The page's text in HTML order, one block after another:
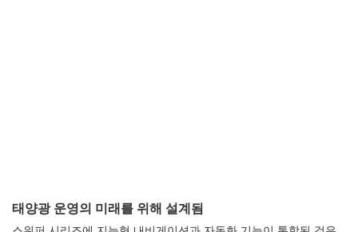
태양광 운영의 미래를 위해 설계됨